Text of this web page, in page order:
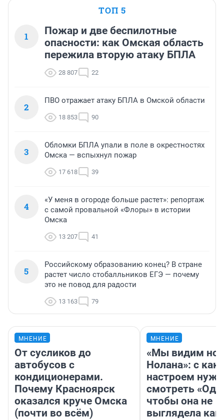
ТОП 5
1
Пожар и две беспилотные
опасности: как Омская область
пережила вторую атаку БПЛА
28 807 22
2
ПВО отражает атаку БПЛА в Омской области
18 853 90
3
Обломки БПЛА упали в поле в окрестностях
Омска — вспыхнул пожар
17 618 39
4
«У меня в огороде больше растет»: репортаж
с самой провальной «Флоры» в истории
Омска
13 207 41
5
Российскому образованию конец? В стране
растет число стобалльников ЕГЭ — почему
это не повод для радости
13 163 79
МНЕНИЕ
От сусликов до
автобусов с
кондиционерами.
Почему Красноярск
оказался круче Омска
(почти во всём)
МНЕНИЕ
«Мы видим
Нолана»: с
настроем
смотреть
чтобы она не
выглядела как